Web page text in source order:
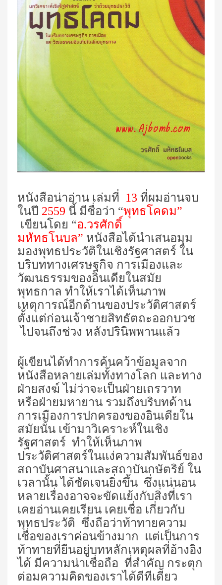
หนังสือน่าอ่าน เล่มที่ 13 ที่ผมอ่านจบ
ในปี 2559 นี้ มีชื่อว่า “พุทธโคดม”
เขียนโดย “อ.วรศักดิ์
มหัทธโนบล” หนังสือได้นำเสนอมุม
มองพุทธประวัติในเชิงรัฐศาสตร์ ใน
บริบททางเศรษฐกิจ การเมืองและ
วัฒนธรรมของอินเดียในสมัย
พุทธกาล ทำให้เราได้เห็นภาพ
เหตุการณ์อีกด้านของประวัติศาสตร์
ตั้งแต่ก่อนเจ้าชายสิทธัตถะออกบวช
ไปจนถึงช่วง หลังปรินิพพานแล้ว
ผู้เขียนได้ทำการค้นคว้าข้อมูลจาก
หนังสือหลายเล่มทั้งทางโลก และทาง
ฝ่ายสงฆ์ ไม่ว่าจะเป็นฝ่ายเถรวาท
หรือฝ่ายมหายาน รวมถึงบริบทด้าน
การเมืองการปกครองของอินเดียใน
สมัยนั้น เข้ามาวิเคราะห์ในเชิง
รัฐศาสตร์ ทำให้เห็นภาพ
ประวัติศาสตร์ในแง่ความสัมพันธ์ของ
สถาบันศาสนาและสถาบันกษัตริย์ ใน
เวลานั้น ได้ชัดเจนยิ่งขึ้น ซึ่งแน่นอน
หลายเรื่องอาจจะขัดแย้งกับสิ่งที่เรา
เคยอ่านเคยเรียน เคยเชื่อ เกี่ยวกับ
พุทธประวัติ ซึ่งถือว่าท้าทายความ
เชื่อของเราค่อนข้างมาก แต่เป็นการ
ท้าทายที่ยืนอยู่บทหลักเหตุผลที่อ้างอิง
ได้ มีความน่าเชื่อถือ ที่สำคัญ กระตุก
ต่อมความคิดของเราได้ดีทีเดียว